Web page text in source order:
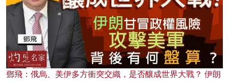
鄧飛：俄烏、美伊多方衝突交織，是否釀成世界大戰？ 伊朗